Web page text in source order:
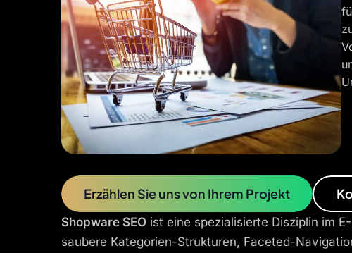
Erzählen Sie uns von Ihrem Projekt
Shopware SEO ist eine spezialisierte Disziplin im
saubere Kategorien-Strukturen, Faceted-